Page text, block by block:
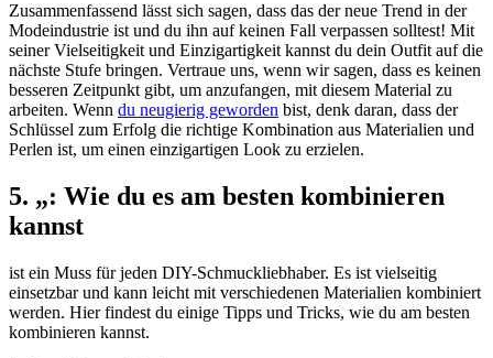
Zusammenfassend lässt sich sagen, dass das der neue Trend in der
Modeindustrie ist und du ihn auf keinen Fall verpassen solltest! Mit
seiner Vielseitigkeit und Einzigartigkeit kannst du dein Outfit auf die
nächste Stufe bringen. Vertraue uns, wenn wir sagen, dass es keinen
besseren Zeitpunkt gibt, um anzufangen, mit diesem Material zu
arbeiten. Wenn du neugierig geworden bist, denk daran, dass der
Schlüssel zum Erfolg die richtige Kombination aus Materialien und
Perlen ist, um einen einzigartigen Look zu erzielen.
5. „: Wie du es am besten kombinieren
kannst
ist ein Muss für jeden DIY-Schmuckliebhaber. Es ist vielseitig
einsetzbar und kann leicht mit verschiedenen Materialien kombiniert
werden. Hier findest du einige Tipps und Tricks, wie du am besten
kombinieren kannst.